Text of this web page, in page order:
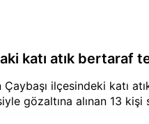
katı atık bertaraf
Çaybaşı ilçesindeki katı
gözaltına alınan 13 kişi